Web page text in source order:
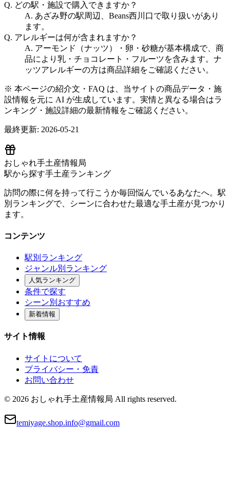
Q. どの駅・施設で購入できますか？
A. あざみ野の駅周辺、Beans西川口で取り扱いがあり
ます。
Q. アレルギーは何が含まれますか？
A. アーモンド（ナッツ）・卵・砂糖が基本構成で、商
品により乳・チョコレート・フルーツを含みます。ナ
ッツアレルギーの方は商品詳細をご確認ください。
※ 本ページの紹介文・FAQ は、当サイトの商品データ・施
設情報を元に AI が生成しています。実情と異なる場合はラ
ンキング・施設詳細の最新情報をご確認ください。
最終更新: 2026-05-21
おしゃれ手土産情報局
駅から探す手土産ランキング
訪問の際に何を持って行こうか毎回悩んでいるあなたへ。駅
別ランキングで、シーンに合わせた最適な手土産が見つかり
ます。
コンテンツ
駅別ランキング
ジャンル別ランキング
人気ランキング
条件で探す
シーン別おすすめ
新着情報
サイト情報
サイトについて
プライバシー・免責
お問い合わせ
© 2026 おしゃれ手土産情報局 All rights reserved.
temiyage.shop.info@gmail.com